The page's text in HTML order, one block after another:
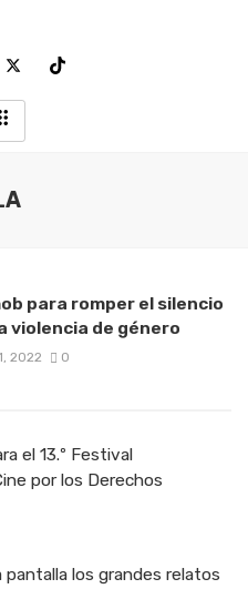
para romper el silencio
violencia de género
2022 0
el 13.º Festival
por los Derechos
pantalla los grandes relatos